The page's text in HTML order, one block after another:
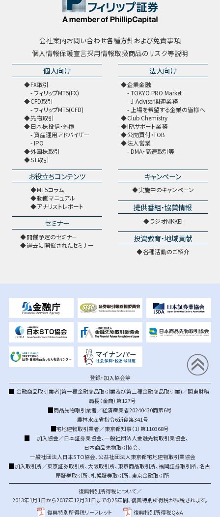
会社案内お問い合わせ各種方針および免責事項
個人情報保護宣言採用情報取扱商品のリスク等説明
個人向け
FX取引
フィリップMT5(FX)
CFD取引
フィリップMT5(CFD)
先物取引
日本株投信・外債
資産運用アドバイザー
IPO
外国株取引
ST取引
法人向け
企業金融
TOKYO PRO Market
J-Adviser関連業務
上場を希望する企業の皆様へ
Club Chemistry
IFAサポート業務
公開買付・TOB
法人営業
DMA・高速取引等
お役立ちコンテンツ
MT5コラム
動画マニュアル
アナリストレポート
セミナー
開催予定のセミナー
過去に開催されたセミナー
キャンペーン
実施中のキャンペーン
提供番組・協賛情報
ラジオNIKKEI
投資教育・地域貢献
各種活動のご紹介
登録・加入協会等
金融商品取引業者(第一種金融商品取引業及び第二種金融商品取引業)／関東財務
局長（金商）第127号
商品先物取引業者／経済産業省20240430商第6号
農林水産省指令6新食第341号
宅地建物取引業者／東京都知事（1）第110368号
加入協会／日本証券業協会、 一般社団法人金融先物取引業協会、
日本商品先物取引協会、
一般社団法人日本STO協会、 公益社団法人東京都宅地建物取引業協会
加入取引所／東京証券取引所、大阪取引所、 東京商品取引所、福岡証券取引所、名古
屋証券取引所、札幌証券取引所、 東京金融取引所
復興特別所得税について／
2013年1月1日から2037年12月31日までの25年間、復興特別所得税が課税されます。
復興特別所得税リーフレット
復興特別所得税Q&A